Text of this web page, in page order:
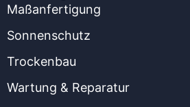
Maßanfertigung
Sonnenschutz
Trockenbau
Wartung & Reparatur